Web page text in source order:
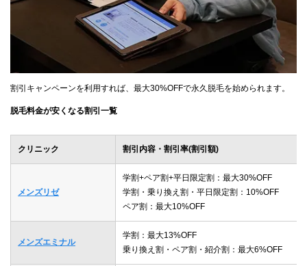
割引キャンペーンを利用すれば、最大30%OFFで永久脱毛を始められます。
脱毛料金が安くなる割引一覧
クリニック 割引内容・割引率(割引額)
メンズリゼ
学割+ペア割+平日限定割：最大30%OFF
学割・乗り換え割・平日限定割：10%OFF
ペア割：最大10%OFF
メンズエミナル
学割：最大13%OFF
乗り換え割・ペア割・紹介割：最大6%OFF